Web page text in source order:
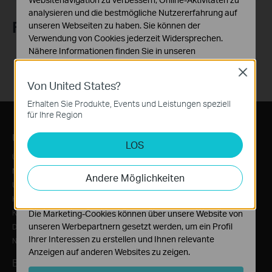
Folge uns
Über TP-Link
Über uns
Nachhaltigkeit
Unternehmensprofil
Karriere
Kontakt
Datenschutzhinweise
Nutzungsbedingungen
News/Presse
Sicherheitshinweis
Bezugsquellen
Von United States?
Erhalten Sie Produkte, Events und Leistungen speziell
für Ihre Region
LOS
Andere Möglichkeiten
Close
analysieren und die bestmögliche Nutzererfahrung auf
unseren Webseiten zu haben. Sie können der
Verwendung von Cookies jederzeit Widersprechen.
Nähere Informationen finden Sie in unseren
Datenschutzhinweisen.
Notwendige Cookies
erforderlich und können in Ihren Systemen nicht
Analyse- und Marketing-Cookies
Analyse-Cookies ermöglichen es uns, Ihre Aktivitäten
auf unserer Website zu analysieren, um die
Funktionsweise unserer Website zu verbessern und
Die Marketing-Cookies können über unsere Website von
unseren Werbepartnern gesetzt werden, um ein Profil
Ihrer Interessen zu erstellen und Ihnen relevante
Anzeigen auf anderen Websites zu zeigen.